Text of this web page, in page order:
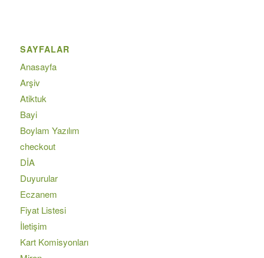
SAYFALAR
Anasayfa
Arşiv
Atiktuk
Bayi
Boylam Yazılım
checkout
DİA
Duyurular
Eczanem
Fiyat Listesi
İletişim
Kart Komisyonları